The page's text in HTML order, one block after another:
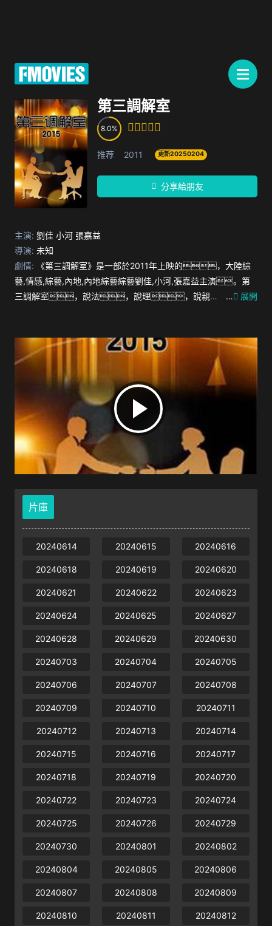
第三調解室
8.0
推荐 2011 更新20250204
分享給朋友
主演: 劉佳 小河 張嘉益
導演: 未知
劇情: 《第三調解室》是一部於2011年上映的，大陸綜
藝,情感,綜藝,內地,內地綜藝綜藝劉佳,小河,張嘉益主演。第
三調解室，說法，說理，說親
民調解室，公安局的聯合調解室，人民法院的庭前
調解室搬進演播室。對百姓生活中遇到的各種矛盾糾
… 展開
片庫
20240614 20240615 20240616
20240618 20240619 20240620
20240621 20240622 20240623
20240624 20240625 20240627
20240628 20240629 20240630
20240703 20240704 20240705
20240706 20240707 20240708
20240709 20240710 20240711
20240712 20240713 20240714
20240715 20240716 20240717
20240718 20240719 20240720
20240722 20240723 20240724
20240725 20240726 20240729
20240730 20240801 20240802
20240804 20240805 20240806
20240807 20240808 20240809
20240810 20240811 20240812